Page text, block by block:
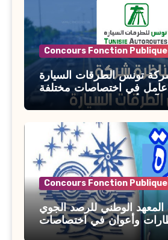
Concours Fonction
تونس الطرقات السيارة
لانتداب 200 عامل في اختصاصات مختلفة
آخر أجل : 21 جويلية 2026
Concours Fonction
المعهد الوطني للرصد الجوي
وأعوان في اختصاصات
27 جويلية 2026